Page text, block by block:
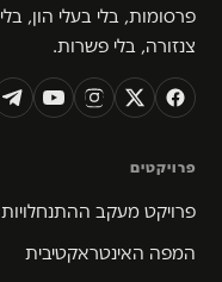
פרסומות, בלי בעלי הון, בלי
צנזורה, בלי פשרות.
פרויקטים
פרויקט מעקב ההתנחלויות
המפה האינטראקטיבית